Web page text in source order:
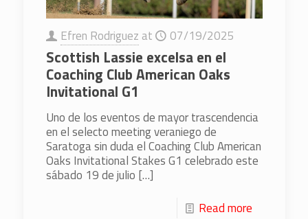
Efren Rodriguez at 07/19/2025
Scottish Lassie excelsa en el
Coaching Club American Oaks
Invitational G1
Uno de los eventos de mayor trascendencia
en el selecto meeting veraniego de
Saratoga sin duda el Coaching Club American
Oaks Invitational Stakes G1 celebrado este
sábado 19 de julio […]
Read more